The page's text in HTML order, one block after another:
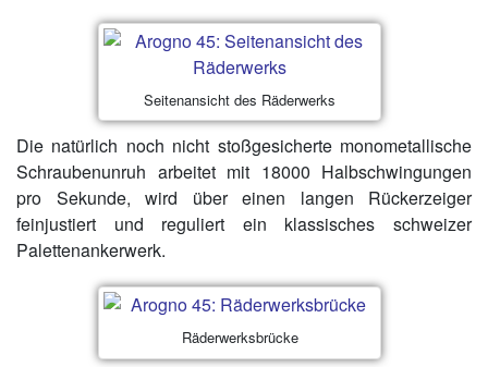
Seitenansicht des Räderwerks
Die natürlich noch nicht stoßgesicherte monometallische
Schraubenunruh arbeitet mit 18000 Halbschwingungen
pro Sekunde, wird über einen langen Rückerzeiger
feinjustiert und reguliert ein klassisches schweizer
Palettenankerwerk.
Räderwerksbrücke